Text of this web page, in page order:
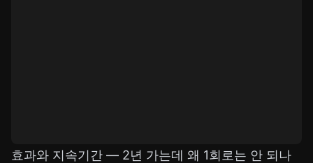
효과와 지속기간 — 2년 가는데 왜 1회로는 안 되나